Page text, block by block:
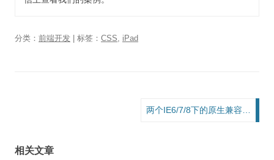
分类： 前端开发 | 标签： CSS iPad
相关文章